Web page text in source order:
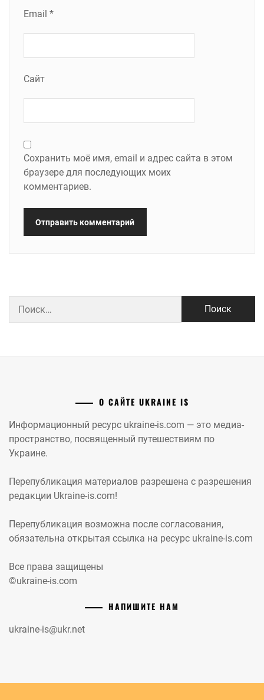
Email *
Сайт
Сохранить моё имя, email и адрес сайта в этом
браузере для последующих моих
комментариев.
О САЙТЕ UKRAINE IS
Информационный ресурс ukraine-is.com — это медиа-
пространство, посвященный путешествиям по
Украине.
Перепубликация материалов разрешена с разрешения
редакции Ukraine-is.com!
Перепубликация возможна после согласования,
обязательна открытая ссылка на ресурс ukraine-is.com
Все права защищены
©ukraine-is.com
НАПИШИТЕ НАМ
ukraine-is@ukr.net